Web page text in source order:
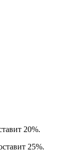
20%.
25%.